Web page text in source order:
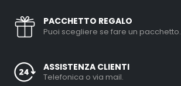
PACCHETTO REGALO
Puoi scegliere se fare un pacchetto.
ASSISTENZA CLIENTI
Telefonica o via mail.